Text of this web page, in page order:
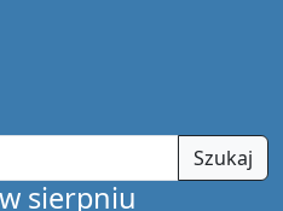
Szukaj
sierpniu